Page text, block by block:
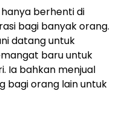
hanya berhenti di
bagi banyak orang.
datang untuk
baru untuk
Ia bahkan menjual
bagi orang lain untuk